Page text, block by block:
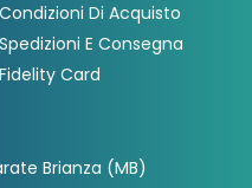
Condizioni Di Acquisto
Spedizioni E Consegna
Fidelity Card
Brianza (MB)